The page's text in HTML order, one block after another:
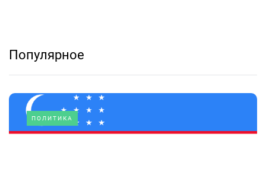
Популярное
ПОЛИТИКА